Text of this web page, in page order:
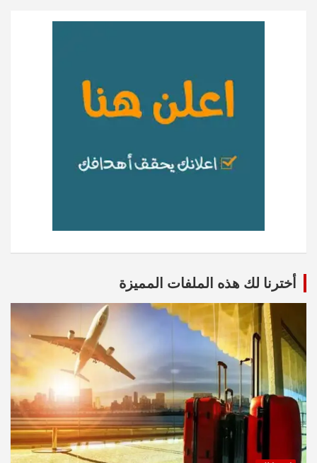
أخترنا لك هذه الملفات المميزة